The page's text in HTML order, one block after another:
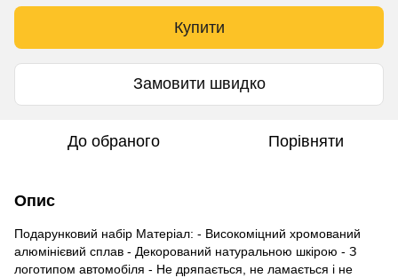
Купити
Замовити швидко
До обраного Порівняти
Опис
Подарунковий набір Матеріал: - Високоміцний хромований
алюмінієвий сплав - Декорований натуральною шкірою - З
логотипом автомобіля - Не дряпається, не ламається і не